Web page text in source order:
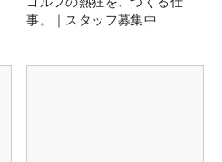
事。｜スタッフ募集中